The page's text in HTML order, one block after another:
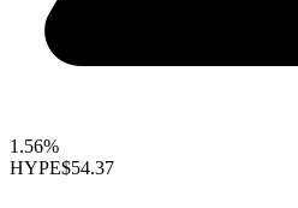
1.56%
HYPE$54.37